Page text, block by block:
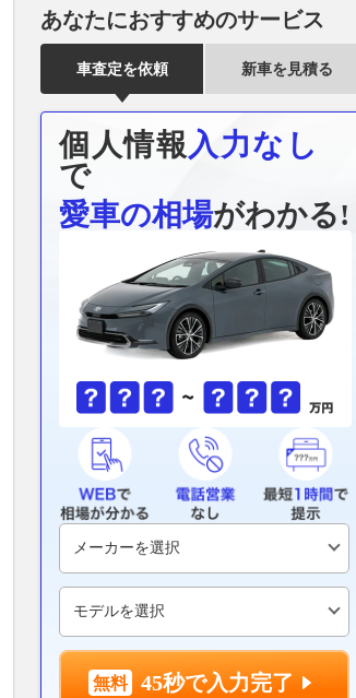
あなたにおすすめのサービス
車査定を依頼 新車を見積る
個人情報 入力なし
で
愛車の相場がわかる!
45秒で入力完了